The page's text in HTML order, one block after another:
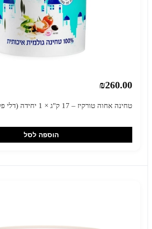
₪260.00
טחינה אחוה טורקיז – 17 ק"ג × 1 יחידה (דלי פלסטיק)
הוספה לסל